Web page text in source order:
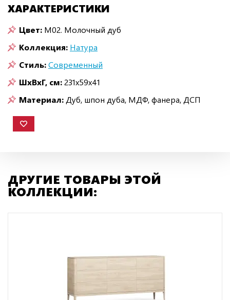
ХАРАКТЕРИСТИКИ
Цвет: M02. Молочный дуб
Коллекция: Натура
Стиль:Современный
ШxВxГ, см:231x59x41
Материал: Дуб, шпон дуба, МДФ, фанера, ДСП
ДРУГИЕ ТОВАРЫ ЭТОЙ
КОЛЛЕКЦИИ: